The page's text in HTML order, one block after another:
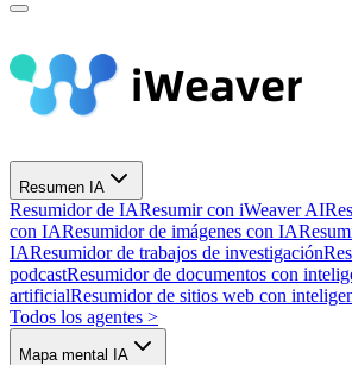
Resumen IA
Resumidor de IAResumir con iWeaver AI
con IAResumidor de imágenes con IA
IAResumidor de trabajos de investigación
podcastResumidor de documentos con
artificialResumidor de sitios web con
Todos los agentes >
Mapa mental IA